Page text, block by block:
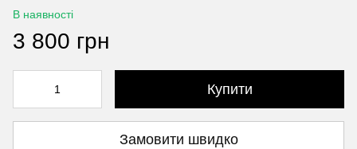
В наявності
3 800 грн
Купити
Замовити швидко